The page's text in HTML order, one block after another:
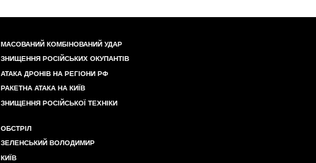
МАСОВАНИЙ КОМБІНОВАНИЙ УДАР
ЗНИЩЕННЯ РОСІЙСЬКИХ ОКУПАНТІВ
АТАКА ДРОНІВ НА РЕГІОНИ РФ
РАКЕТНА АТАКА НА КИЇВ
ЗНИЩЕННЯ РОСІЙСЬКОЇ ТЕХНІКИ
ОБСТРІЛ
ЗЕЛЕНСЬКИЙ ВОЛОДИМИР
КИЇВ